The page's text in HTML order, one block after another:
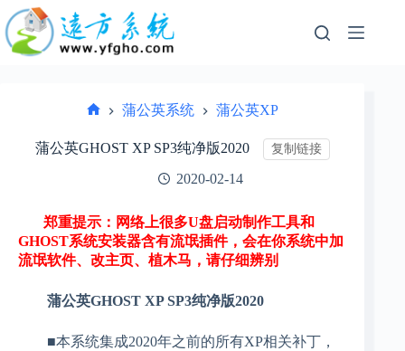
过
内
页
蒲公英系统 蒲公英XP
蒲公英GHOST XP SP3纯净版2020 复制链接
2020-02-14
郑重提示：网络上很多U盘启动制作工具和
GHOST系统安装器含有流氓插件，会在你系统中加
流氓软件、改主页、植木马，请仔细辨别
蒲公英GHOST XP SP3纯净版2020
■本系统集成2020年之前的所有XP相关补丁，